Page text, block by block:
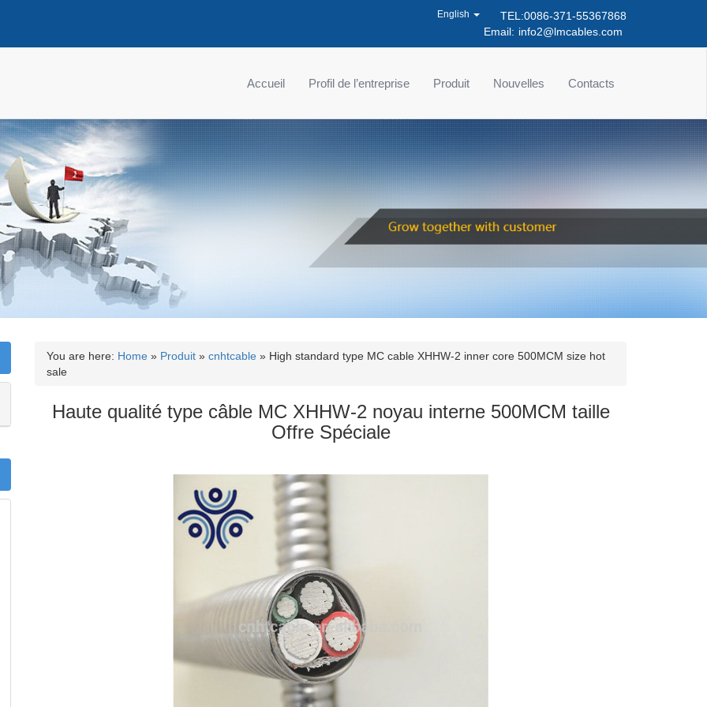
TEL:0086-371-55367868
Email: info2@lmcables.com
English
Accueil Profil de l’entreprise Produit Nouvelles Contacts
You are here: Home » Produit » cnhtcable » High standard type MC cable XHHW-2 inner core 500MCM size hot
sale
Haute qualité type câble MC XHHW-2 noyau interne 500MCM taille
Offre Spéciale